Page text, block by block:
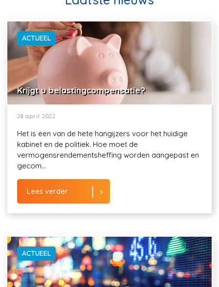
ACTUEEL
Krijgt u belastingcompensatie?
28 april 2022
Het is een van de hete hangijzers voor het huidige
kabinet en de politiek. Hoe moet de
vermogensrendementsheffing worden aangepast en
gecom...
Lees verder
ACTUEEL